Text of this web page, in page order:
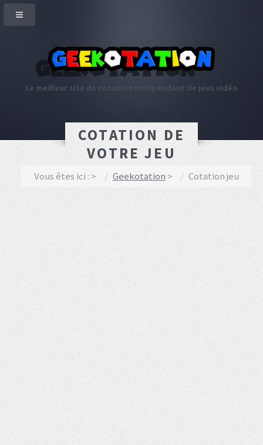
Le meilleur site de cotation indépendant de jeux vidéo
COTATION DE
VOTRE JEU
Vous êtes ici : Geekotation Cotation jeu